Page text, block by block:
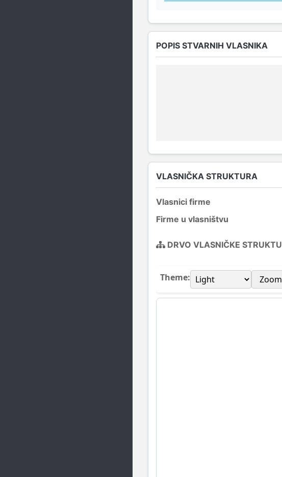
POPIS STVARNIH VLASNIKA
VLASNIČKA STRUKTURA
Vlasnici firme
Firme u vlasništvu
DRVO VLASNIČKE
Theme: